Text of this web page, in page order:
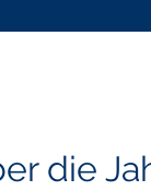
die